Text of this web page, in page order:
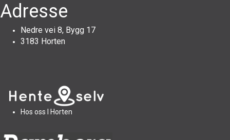
Adresse
Nedre vei 8, Bygg 17
3183 Horten
Hos oss I Horten